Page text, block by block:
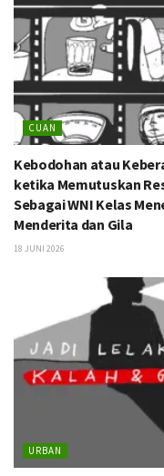
CUAN
Kebodohan atau
ketika Memutuskan
Sebagai WNI Kelas
Menderita dan Gila
18 JUNI 2026
URBAN